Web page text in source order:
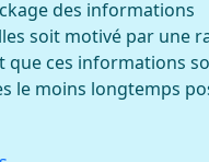
nous déclarons et
assument leurs
financier adéquat
d’une société
des informations
soit motivé par une
que ces informations
le moins longtemps